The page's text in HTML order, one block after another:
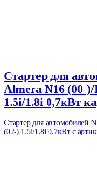
Стартер для
Almera N16 (00-
1.5i/1.8i 0,7кВт
Стартер для автомобилей
(02-) 1.5i/1.8i 0,7кВт с